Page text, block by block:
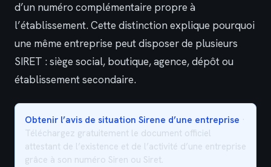
d’un numéro complémentaire propre à
l’établissement. Cette distinction explique pourquoi
une même entreprise peut disposer de plusieurs
SIRET : siège social, boutique, agence, dépôt ou
établissement secondaire.
Obtenir l’avis de situation Sirene d’une entreprise ·
Téléchargez gratuitement le document officiel
attestant de l’existence et de l’activité d’une entreprise
grâce à son numéro Siren ou Siret.